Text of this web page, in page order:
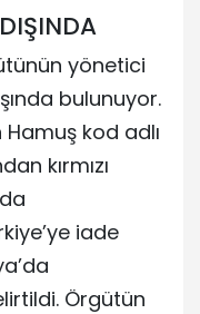
yönetici
bulunuyor.
kod adlı
kırmızı
iade
Örgütün